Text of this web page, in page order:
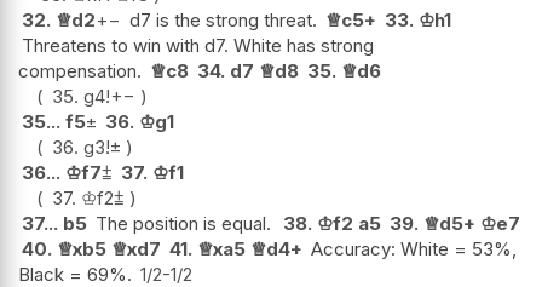
32. ♕d2+− d7 is the strong threat. ♕c5+ 33. ♔h1
Threatens to win with d7. White has strong
compensation. ♕c8 34. d7 ♕d8 35. ♕d6
35. g4!+−
35... f5± 36. ♔g1
36. g3!±
36... ♔f7⩲ 37. ♔f1
37. ♔f2⩲
37... b5 The position is equal. 38. ♔f2 a5 39. ♕d5+ ♔e7
40. ♕xb5 ♕xd7 41. ♕xa5 ♕d4+ Accuracy: White = 53%,
Black = 69%. 1/2-1/2